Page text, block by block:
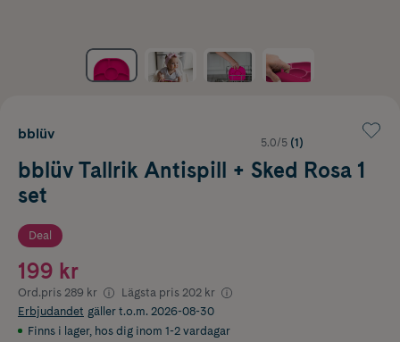
bblüv
5.0/5 (1)
bblüv Tallrik Antispill + Sked Rosa 1
set
Deal
199 kr
Ord.pris 289 kr Lägsta pris 202 kr
Erbjudandet gäller t.o.m. 2026-08-30
Finns i lager, hos dig inom 1-2 vardagar